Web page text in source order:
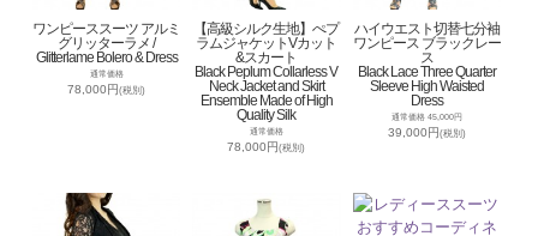
ワンピーススーツ アルミ
グリッターラメ /
Glitterlame Bolero & Dress
通常価格
78,000円(税別)
【高級シルク生地】ぺプ
ラムジャケットVカット
&スカート
Black Peplum Collarless V
Neck Jacket and Skirt
Ensemble Made of High
Quality Silk
通常価格
78,000円(税別)
ハイウエスト切替七分袖
ワンピース ブラックレー
ス
Black Lace Three Quarter
Sleeve High Waisted
Dress
通常価格 45,000円
39,000円(税別)